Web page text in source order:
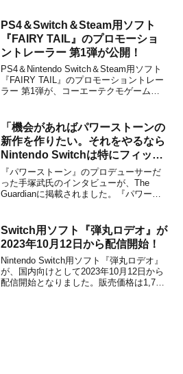
では2020年6月16日～9月30日の期間のみ
の配信...
PS4＆Switch＆Steam用ソフト
『FAIRY TAIL』のプロモーショ
ントレーラー 第1弾が公開！
PS4＆Nintendo Switch＆Steam用ソフト
『FAIRY TAIL』のプロモーショントレー
ラー 第1弾が、コーエーテクモゲームス
から動画をチェックすることができま
す。魔法×ギルド×RPG『FAI...
「機会があればパワーストーンの
新作を作りたい。それをやるなら
Nintendo Switchは特にフィット
しています。」と手塚Pが語る
『パワーストーン』のプロデューサーだ
った手塚武氏のインタビューが、The
Guardianに掲載されました。『パワース
ームで、1999年に最初にリリースされた
のち、2000年には続編の『パワーストー
ン2』が...
Switch用ソフト『弾丸ロデオ』が
2023年10月12日から配信開始！
Nintendo Switch用ソフト『弾丸ロデオ』
が、国内向けとして2023年10月12日から
配信開始となりました。販売価格は1,789